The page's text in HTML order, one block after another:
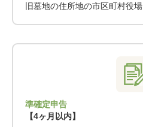
旧墓地の住所地の市区町村役場
準確定申告
【4ヶ月以内】